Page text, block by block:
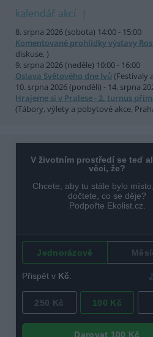
kalendář akcí
8. srpna 2026 (sobota) 14:00 - 15:00
Komentované prohlídky výstavy
diskuse, )
9. srpna 2026 (neděle) 10:00 - 16:00
Oslava Světového dne lvů (Festivaly
10. srpna 2026 (pondělí) - 14. srpna
Hrajeme si v Pralese - 2. turnus
(Tábory, výlety a pobytové akce,